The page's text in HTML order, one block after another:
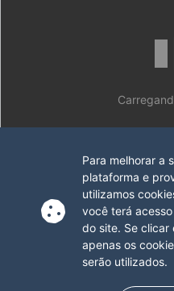
Para melhorar a
plataforma e
utilizamos
você terá
do site. Se clicar
apenas os
serão utilizados.